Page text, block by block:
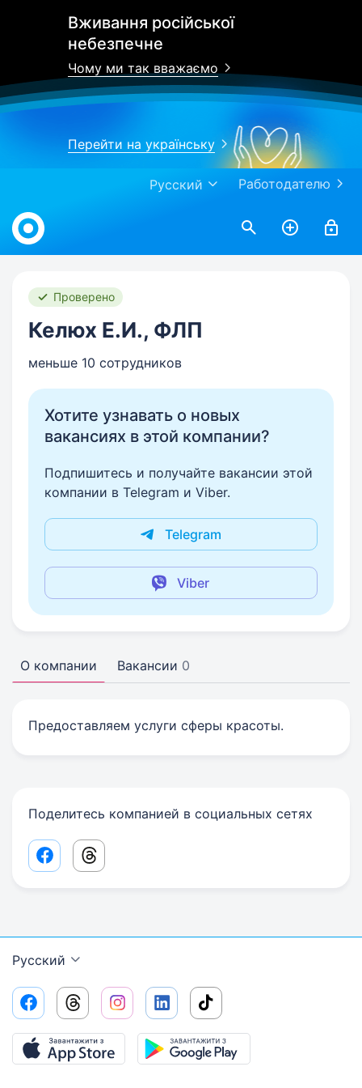
Вживання російської
небезпечне
Чому ми так вважаємо
Перейти на українську
Работодателю
Русский
Work.ua
Проверено
Келюх Е.И., ФЛП
меньше 10 сотрудников
Хотите узнавать о новых
вакансиях в этой компании?
Подпишитесь и получайте вакансии этой
компании в Telegram и Viber.
Telegram
Viber
О компании Вакансии 0
Предоставляем услуги сферы красоты.
Поделитесь компанией в социальных сетях
Facebook share link
Threads share link
Русский